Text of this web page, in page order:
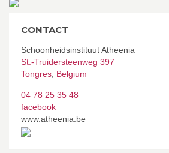
CONTACT
Schoonheidsinstituut Atheenia
St.-Truidersteenweg 397
Tongres, Belgium
04 78 25 35 48
facebook
www.atheenia.be